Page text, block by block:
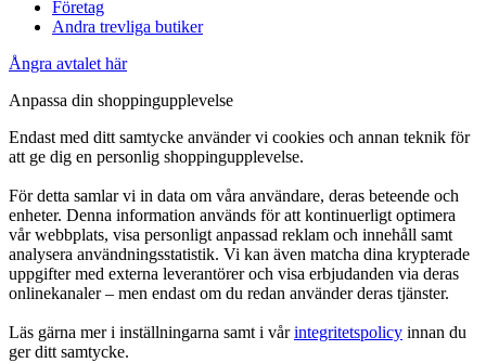
Företag
Andra trevliga butiker
Ångra avtalet här
Anpassa din shoppingupplevelse
Endast med ditt samtycke använder vi cookies och annan teknik för
att ge dig en personlig shoppingupplevelse.
För detta samlar vi in data om våra användare, deras beteende och
enheter. Denna information används för att kontinuerligt optimera
vår webbplats, visa personligt anpassad reklam och innehåll samt
analysera användningsstatistik. Vi kan även matcha dina krypterade
uppgifter med externa leverantörer och visa erbjudanden via deras
onlinekanaler – men endast om du redan använder deras tjänster.
Läs gärna mer i inställningarna samt i vårintegritetspolicy innan du
ger ditt samtycke.